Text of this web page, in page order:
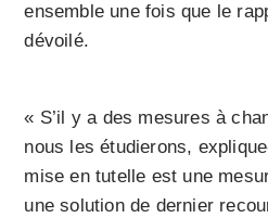
ensemble une fois que le
dévoilé.
« S’il y a des mesures à
nous les étudierons,
mise en tutelle est une
une solution de dernier